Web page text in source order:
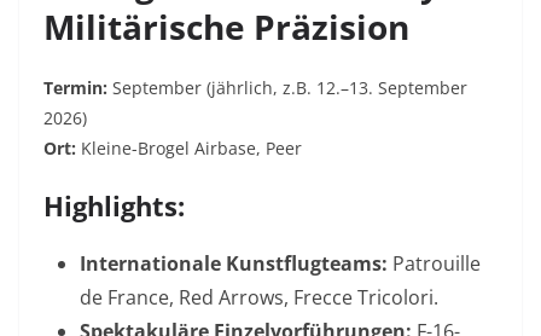
Militärische Präzision
Termin: September (jährlich, z.B. 12.–13. September
2026)
Ort: Kleine-Brogel Airbase, Peer
Highlights:
Internationale Kunstflugteams: Patrouille
de France, Red Arrows, Frecce Tricolori.